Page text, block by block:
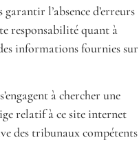
l’absence d’erreurs
responsabilité quant à
informations fournies sur
à chercher une
relatif à ce site internet
des tribunaux compétents